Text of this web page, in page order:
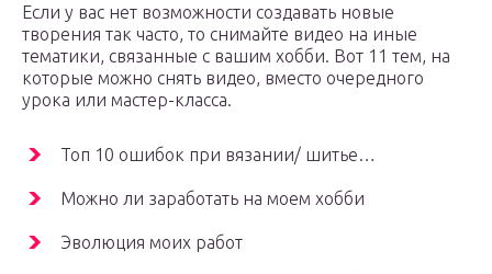
Если у вас нет возможности создавать новые
творения так часто, то снимайте видео на иные
тематики, связанные с вашим хобби. Вот 11 тем, на
которые можно снять видео, вместо очередного
урока или мастер-класса.
Топ 10 ошибок при вязании/ шитье…
Можно ли заработать на моем хобби
Эволюция моих работ